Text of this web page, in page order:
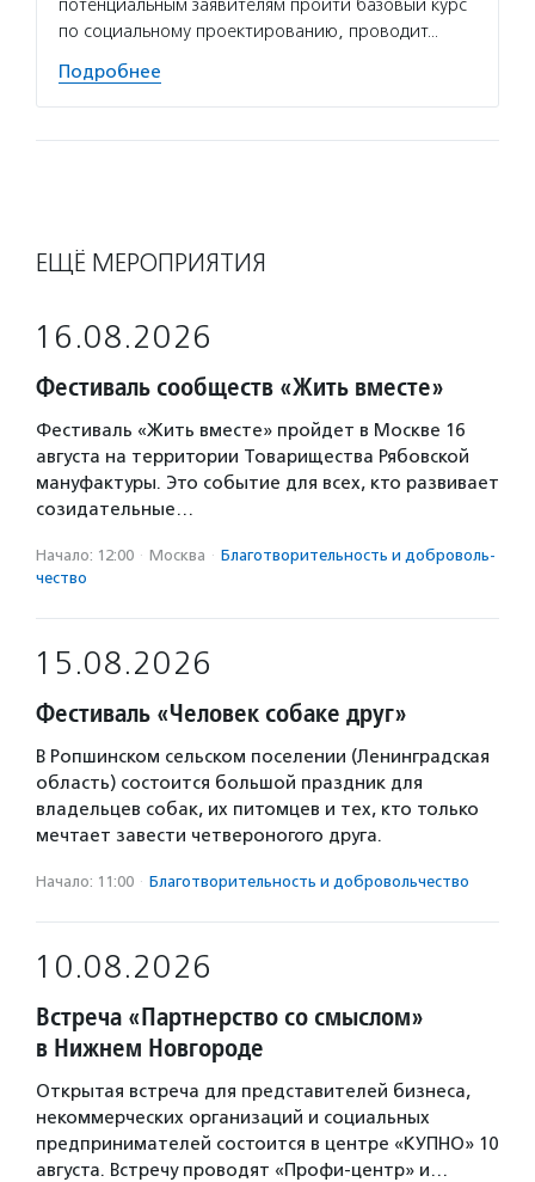
потенциальным заявителям пройти базовый курс
по социальному проектированию, проводит…
Подробнее
ЕЩЁ МЕРОПРИЯТИЯ
16.08.2026
Фестиваль сообществ «Жить вместе»
Фестиваль «Жить вместе» пройдет в Москве 16
августа на территории Товарищества Рябовской
мануфактуры. Это событие для всех, кто развивает
созидательные…
Начало: 12:00 · Москва · Благотвори­тель­ность и доброволь­
чест­во
15.08.2026
Фестиваль «Человек собаке друг»
В Ропшинском сельском поселении (Ленинградская
область) состоится большой праздник для
владельцев собак, их питомцев и тех, кто только
мечтает завести четвероногого друга.
Начало: 11:00 · Благотвори­тель­ность и доброволь­чест­во
10.08.2026
Встреча «Партнерство со смыслом»
в Нижнем Новгороде
Открытая встреча для представителей бизнеса,
некоммерческих организаций и социальных
предпринимателей состоится в центре «КУПНО» 10
августа. Встречу проводят «Профи-центр» и…